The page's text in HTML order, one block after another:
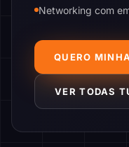
Networking com
QUERO
VER TODAS